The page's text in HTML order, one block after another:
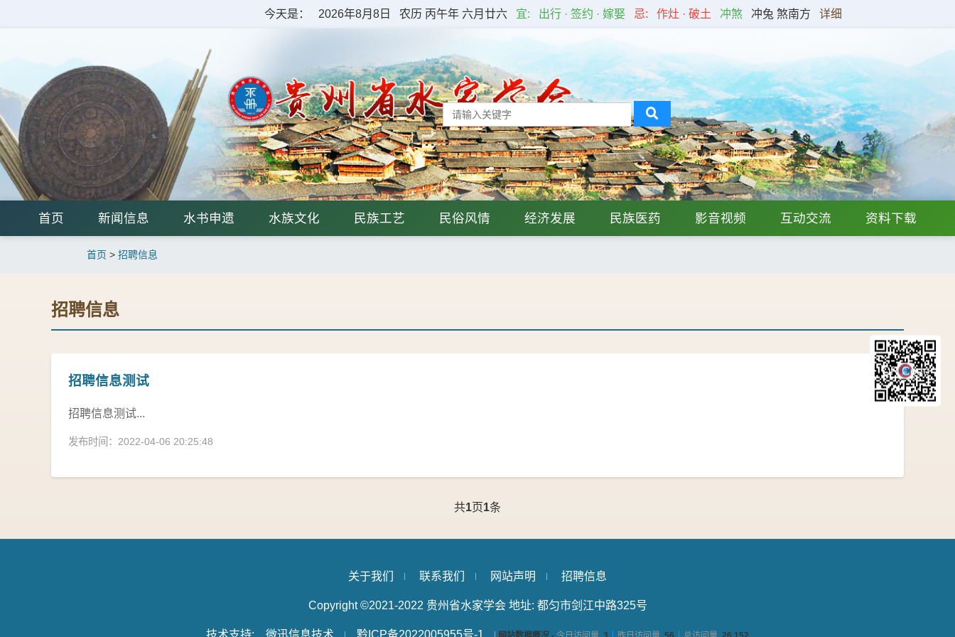
今天是： 2026年8月8日 农历 丙午年 六月廿六 宜: 出行 · 签约 · 嫁娶 忌: 作灶 · 破土 冲煞 冲兔 煞南方 详细
首页 新闻信息 水书申遗 水族文化 民族工艺 民俗风情 经济发展 民族医药 影音视频 互动交流 资料下载
首页 > 招聘信息
招聘信息
招聘信息测试
招聘信息测试...
发布时间：2022-04-06 20:25:48
共1页1条
关于我们 联系我们 网站声明 招聘信息
Copyright ©2021-2022 贵州省水家学会 地址: 都匀市剑江中路325号
QR Code